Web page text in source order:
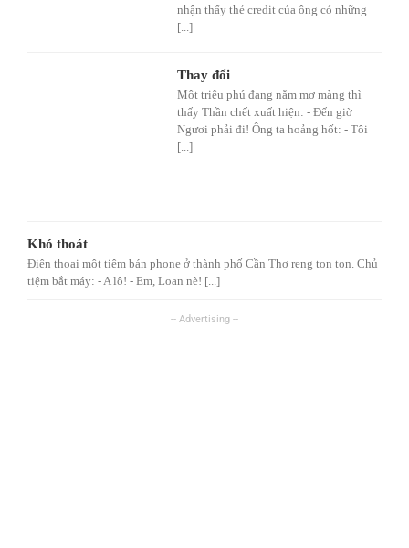
nhận thấy thẻ credit của ông có những
[...]
Thay đổi
Một triệu phú đang nằm mơ màng thì
thấy Thần chết xuất hiện: - Đến giờ
Ngươi phải đi! Ông ta hoảng hốt: - Tôi
[...]
Khó thoát
Điện thoại một tiệm bán phone ở thành phố Cần Thơ reng ton ton. Chủ
tiệm bắt máy: - A lô! - Em, Loan nè! [...]